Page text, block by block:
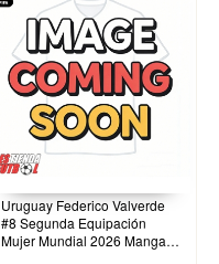
Uruguay Federico Valverde
#8 Segunda Equipación
Mujer Mundial 2026 Manga